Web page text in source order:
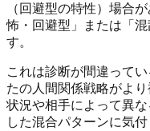
（回避型の特性）場合
怖・回避型」または「
す。
これは診断が間違って
たの人間関係戦略がよ
状況や相手によって異
した混合パターンに気